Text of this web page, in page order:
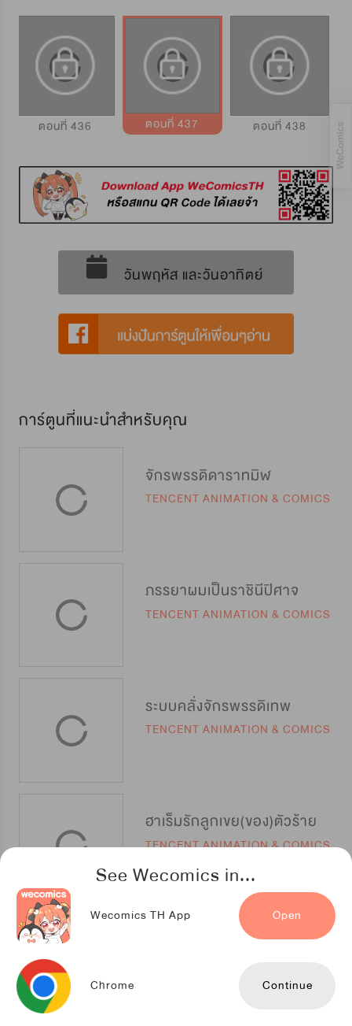
See Wecomics in...
Wecomics TH App Open
Chrome Continue
ตอนที่ 436 ตอนที่ 437 ตอนที่ 438
วันพฤหัส และวันอาทิตย์
การ์ตูนที่แนะนำสำหรับคุณ
จักรพรรดิดาราทมิฬ
TENCENT ANIMATION & COMICS
ภรรยาผมเป็นราชินีปิศาจ
TENCENT ANIMATION & COMICS
ระบบคลั่งจักรพรรดิเทพ
TENCENT ANIMATION & COMICS
ฮาเร็มรักลูกเขย(ของ)ตัวร้าย
TENCENT ANIMATION & COMICS
ลุงเกรียน เซียนเทวะ